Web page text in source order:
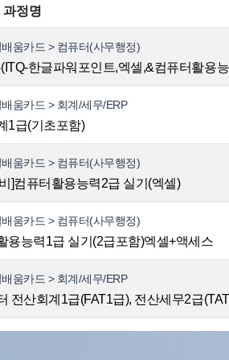
과정명
움카드 > 컴퓨터(사무행정)
한글파워포인트,엑셀,&컴퓨터활용
움카드 > 회계/세무/ERP
1급(기초포함)
움카드 > 컴퓨터(사무행정)
]컴퓨터활용능력2급 실기(엑셀)
움카드 > 컴퓨터(사무행정)
용능력1급 실기(2급포함)엑셀+액세스
움카드 > 회계/세무/ERP
전산회계1급(FAT1급), 전산세무2급